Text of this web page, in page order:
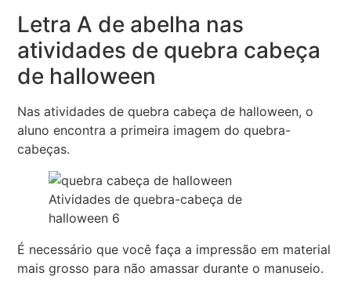
Letra A de abelha nas
atividades de quebra cabeça
de halloween
Nas atividades de quebra cabeça de halloween, o
aluno encontra a primeira imagem do quebra-
cabeças.
Atividades de quebra-cabeça de
halloween 6
É necessário que você faça a impressão em material
mais grosso para não amassar durante o manuseio.